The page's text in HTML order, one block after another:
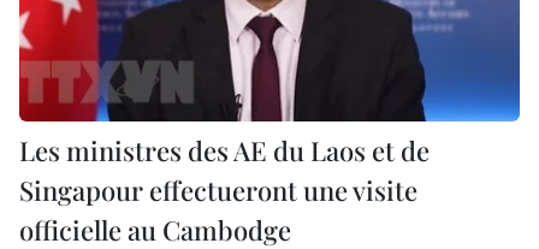
Les ministres des AE du Laos et de
Singapour effectueront une visite
officielle au Cambodge